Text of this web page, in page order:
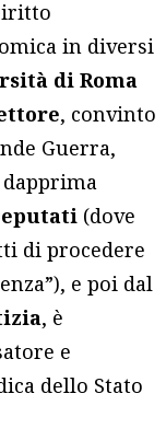
in diversi
di Roma
, convinto
Guerra,
dapprima
(dove
di procedere
e poi dal
, è
e
dello Stato